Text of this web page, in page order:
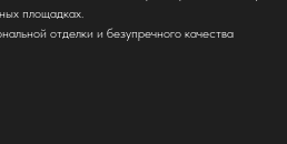
площадках.
отделки и безупречного качества